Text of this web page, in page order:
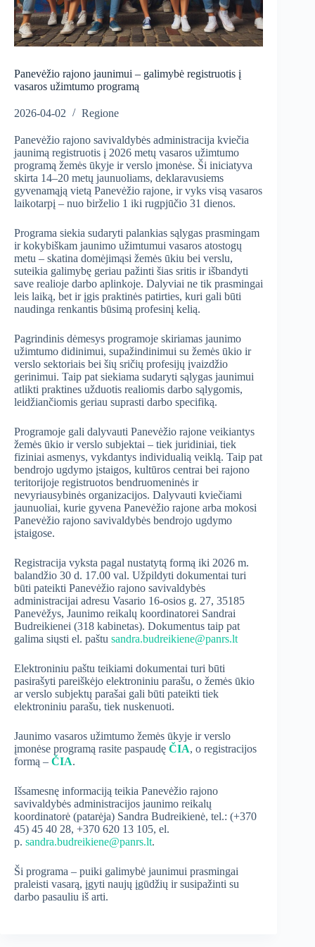
Panevėžio rajono jaunimui – galimybė registruotis į
vasaros užimtumo programą
2026-04-02 Regione
Panevėžio rajono savivaldybės administracija kviečia
jaunimą registruotis į 2026 metų vasaros užimtumo
programą žemės ūkyje ir verslo įmonėse. Ši iniciatyva
skirta 14–20 metų jaunuoliams, deklaravusiems
gyvenamąją vietą Panevėžio rajone, ir vyks visą vasaros
laikotarpį – nuo birželio 1 iki rugpjūčio 31 dienos.
Programa siekia sudaryti palankias sąlygas prasmingam
ir kokybiškam jaunimo užimtumui vasaros atostogų
metu – skatina domėjimąsi žemės ūkiu bei verslu,
suteikia galimybę geriau pažinti šias sritis ir išbandyti
save realioje darbo aplinkoje. Dalyviai ne tik prasmingai
leis laiką, bet ir įgis praktinės patirties, kuri gali būti
naudinga renkantis būsimą profesinį kelią.
Pagrindinis dėmesys programoje skiriamas jaunimo
užimtumo didinimui, supažindinimui su žemės ūkio ir
verslo sektoriais bei šių sričių profesijų įvaizdžio
gerinimui. Taip pat siekiama sudaryti sąlygas jaunimui
atlikti praktines užduotis realiomis darbo sąlygomis,
leidžiančiomis geriau suprasti darbo specifiką.
Programoje gali dalyvauti Panevėžio rajone veikiantys
žemės ūkio ir verslo subjektai – tiek juridiniai, tiek
fiziniai asmenys, vykdantys individualią veiklą. Taip pat
bendrojo ugdymo įstaigos, kultūros centrai bei rajono
teritorijoje registruotos bendruomeninės ir
nevyriausybinės organizacijos. Dalyvauti kviečiami
jaunuoliai, kurie gyvena Panevėžio rajone arba mokosi
Panevėžio rajono savivaldybės bendrojo ugdymo
įstaigose.
Registracija vyksta pagal nustatytą formą iki 2026 m.
balandžio 30 d. 17.00 val. Užpildyti dokumentai turi
būti pateikti Panevėžio rajono savivaldybės
administracijai adresu Vasario 16-osios g. 27, 35185
Panevėžys, Jaunimo reikalų koordinatorei Sandrai
Budreikienei (318 kabinetas). Dokumentus taip pat
galima siųsti el. paštu sandra.budreikiene@panrs.lt
Elektroniniu paštu teikiami dokumentai turi būti
pasirašyti pareiškėjo elektroniniu parašu, o žemės ūkio
ar verslo subjektų parašai gali būti pateikti tiek
elektroniniu parašu, tiek nuskenuoti.
Jaunimo vasaros užimtumo žemės ūkyje ir verslo
įmonėse programą rasite paspaudę ČIA, o registracijos
formą – ČIA.
Išsamesnę informaciją teikia Panevėžio rajono
savivaldybės administracijos jaunimo reikalų
koordinatorė (patarėja) Sandra Budreikienė, tel.: (+370
45) 45 40 28, +370 620 13 105, el.
p. sandra.budreikiene@panrs.lt.
Ši programa – puiki galimybė jaunimui prasmingai
praleisti vasarą, įgyti naujų įgūdžių ir susipažinti su
darbo pasauliu iš arti.